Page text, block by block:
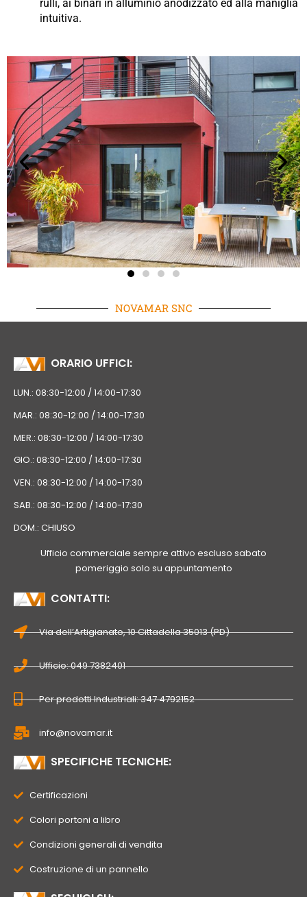
rulli, ai binari in alluminio anodizzato ed alla maniglia
intuitiva.
NOVAMAR SNC
ORARIO UFFICI:
LUN.: 08:30-12:00 / 14:00-17:30
MAR.: 08:30-12:00 / 14:00-17:30
MER.: 08:30-12:00 / 14:00-17:30
GIO.: 08:30-12:00 / 14:00-17:30
VEN.: 08:30-12:00 / 14:00-17:30
SAB.: 08:30-12:00 / 14:00-17:30
DOM.: CHIUSO
Ufficio commerciale sempre attivo escluso sabato
pomeriggio solo su appuntamento
CONTATTI:
Via dell’Artigianato, 10 Cittadella 35013 (PD)
Ufficio: 049 7382401
Per prodotti Industriali: 347 4792152
info@novamar.it
SPECIFICHE TECNICHE:
Certificazioni
Colori portoni a libro
Condizioni generali di vendita
Costruzione di un pannello